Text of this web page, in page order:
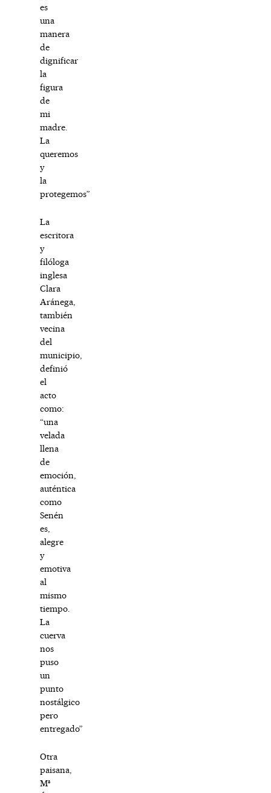
es
una
manera
de
dignificar
la
figura
de
mi
madre.
La
queremos
y
la
protegemos”
La
escritora
y
filóloga
inglesa
Clara
Aránega,
también
vecina
del
municipio,
definió
el
acto
como:
“una
velada
llena
de
emoción,
auténtica
como
Senén
es,
alegre
y
emotiva
al
mismo
tiempo.
La
cuerva
nos
puso
un
punto
nostálgico
pero
entregado”
Otra
paisana,
Mª